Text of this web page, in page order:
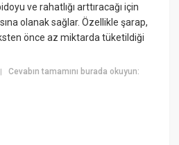
ve rahatlığı arttıracağı için
olanak sağlar. Özellikle şarap,
önce az miktarda tüketildiği
Cevabın tamamını burada okuyun: